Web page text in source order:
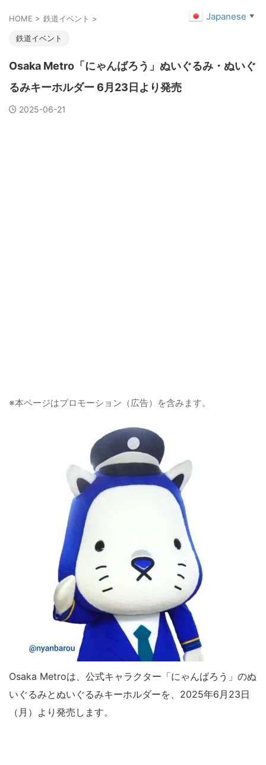
HOME > 鉄道イベント >
鉄道イベント
Osaka Metro「にゃんばろう」ぬいぐるみ・ぬいぐ
るみキーホルダー 6月23日より発売
2025-06-21
※本ページはプロモーション（広告）を含みます。
Osaka Metroは、公式キャラクター「にゃんばろう」のぬ
いぐるみとぬいぐるみキーホルダーを、2025年6月23日
（月）より発売します。
Japanese ▼